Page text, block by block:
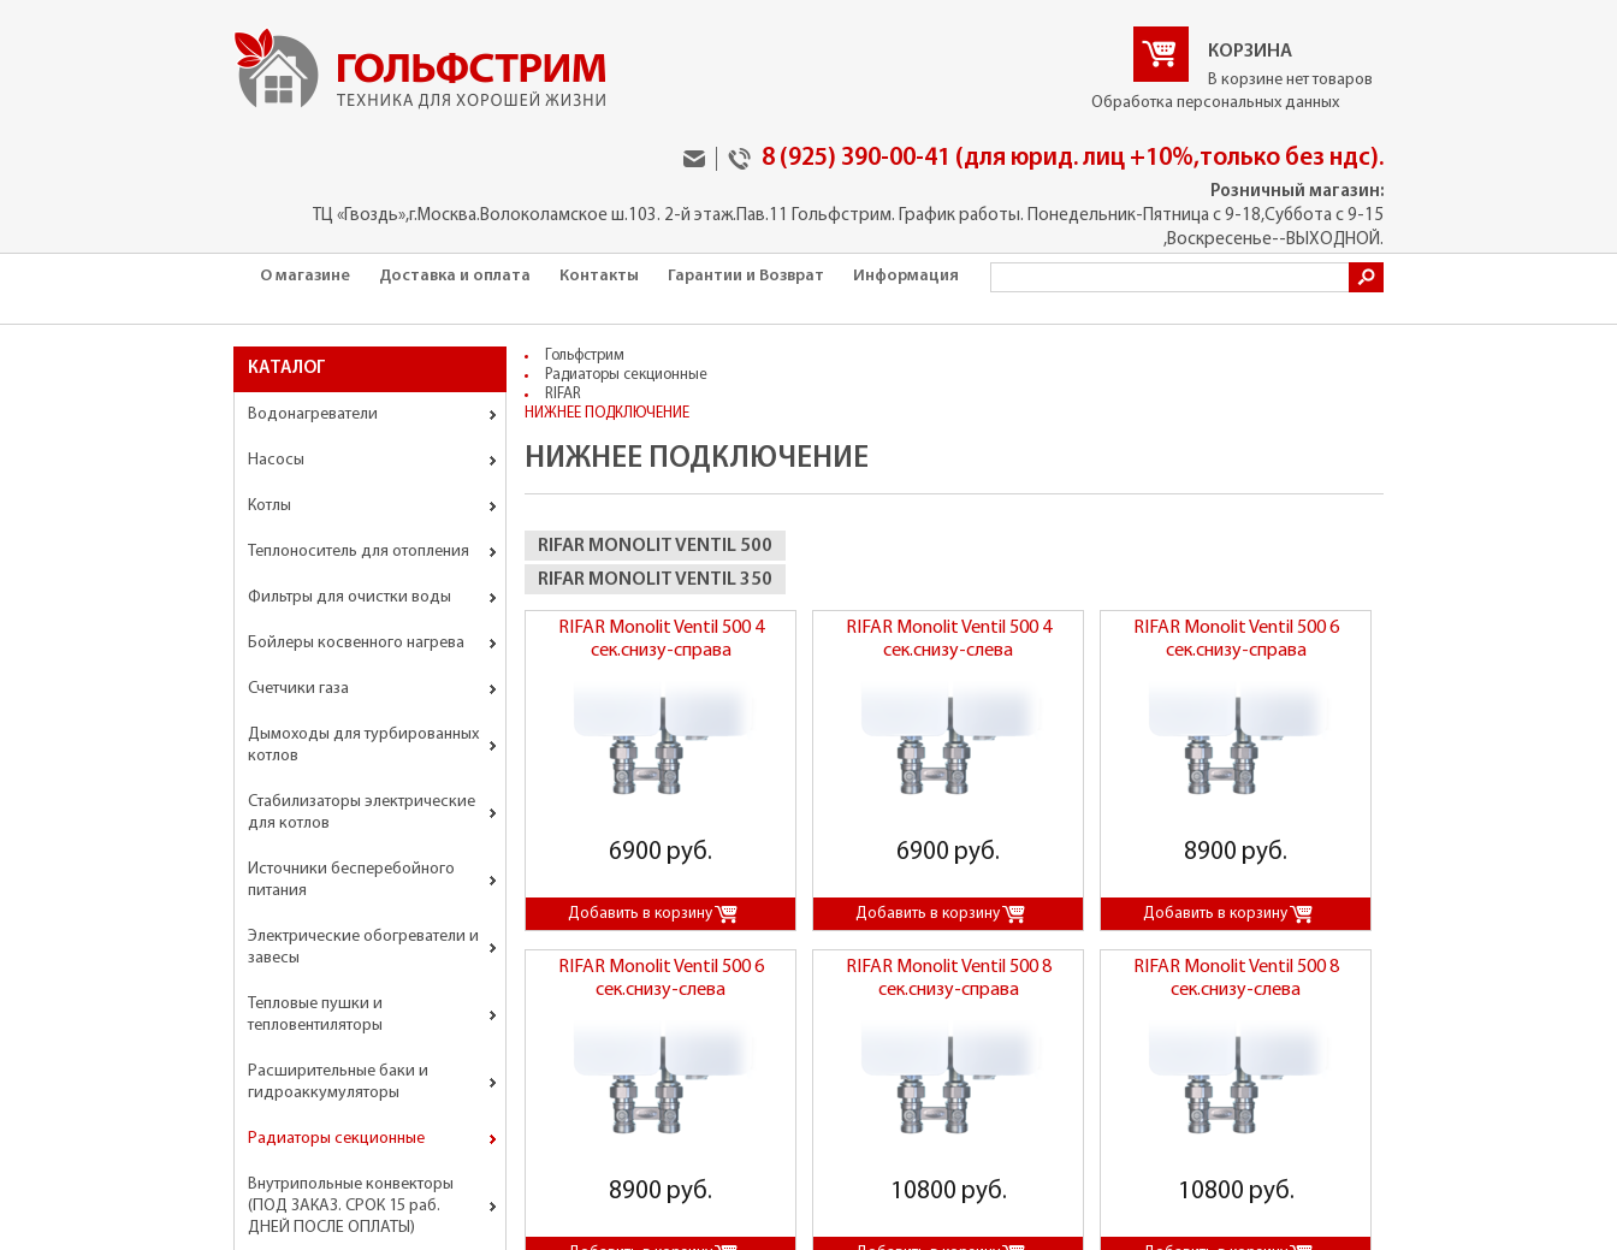
КОРЗИНА
В корзине нет товаров
Обработка персональных данных
8 (925) 390-00-41 (для юрид. лиц +10%,только без ндс).
Розничный магазин:
ТЦ «Гвоздь»,г.Москва.Волоколамское ш.103. 2-й этаж.Пав.11 Гольфстрим. График работы. Понедельник-Пятница с 9-18,Суббота с 9-15
,Воскресенье--ВЫХОДНОЙ.
О магазине
Доставка и оплата Контакты Гарантии и Возврат Информация
КАТАЛОГ
Водонагреватели
Насосы
Котлы
Теплоноситель для отопления
Фильтры для очистки воды
Бойлеры косвенного нагрева
Счетчики газа
Дымоходы для турбированных
котлов
Стабилизаторы электрические
для котлов
Источники бесперебойного
питания
Электрические обогреватели и
завесы
Тепловые пушки и
тепловентиляторы
Расширительные баки и
гидроаккумуляторы
Радиаторы секционные
Внутрипольные конвекторы
(ПОД ЗАКАЗ. СРОК 15 раб.
ДНЕЙ ПОСЛЕ ОПЛАТЫ)
Гольфстрим
Радиаторы секционные
RIFAR
НИЖНЕЕ ПОДКЛЮЧЕНИЕ
НИЖНЕЕ ПОДКЛЮЧЕНИЕ
RIFAR MONOLIT VENTIL 500
RIFAR MONOLIT VENTIL 350
RIFAR Monolit Ventil 500 4
сек.снизу-справа
6900 руб.
RIFAR Monolit Ventil 500 4
сек.снизу-слева
6900 руб.
RIFAR Monolit Ventil 500 6
сек.снизу-справа
8900 руб.
RIFAR Monolit Ventil 500 6
сек.снизу-слева
8900 руб.
RIFAR Monolit Ventil 500 8
сек.снизу-справа
10800 руб.
RIFAR Monolit Ventil 500 8
сек.снизу-слева
10800 руб.